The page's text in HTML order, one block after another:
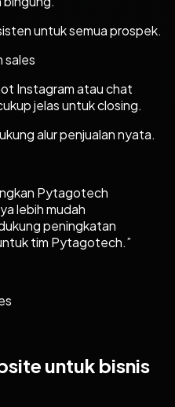
untuk semua prospek.
sales
Instagram atau chat
jelas untuk closing.
alur penjualan nyata.
Pytagotech
lebih mudah
peningkatan
tim Pytagotech.”
untuk bisnis